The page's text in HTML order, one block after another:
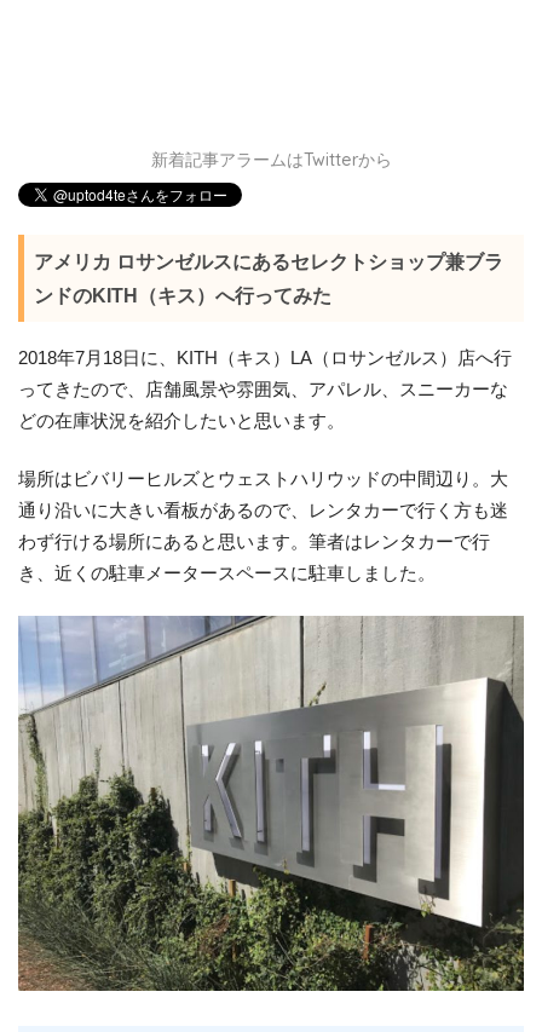
新着記事アラームはTwitterから
アメリカ ロサンゼルスにあるセレクトショップ兼ブラ
ンドのKITH（キス）へ行ってみた
2018年7月18日に、KITH（キス）LA（ロサンゼルス）店へ行
ってきたので、店舗風景や雰囲気、アパレル、スニーカーな
どの在庫状況を紹介したいと思います。
場所はビバリーヒルズとウェストハリウッドの中間辺り。大
通り沿いに大きい看板があるので、レンタカーで行く方も迷
わず行ける場所にあると思います。筆者はレンタカーで行
き、近くの駐車メータースペースに駐車しました。